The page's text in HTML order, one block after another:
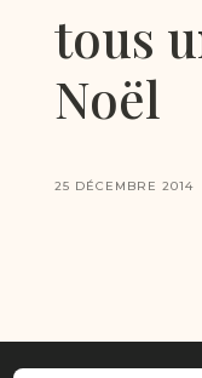
tous
Noël
25 DÉCEMBRE 2014